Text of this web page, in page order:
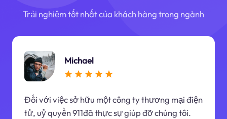
Trải nghiệm tốt nhất của khách hàng trong ngành
Michael
Đối với việc sở hữu một công ty thương mại điện
tử, uỷ quyền 911đã thực sự giúp đỡ chúng tôi.